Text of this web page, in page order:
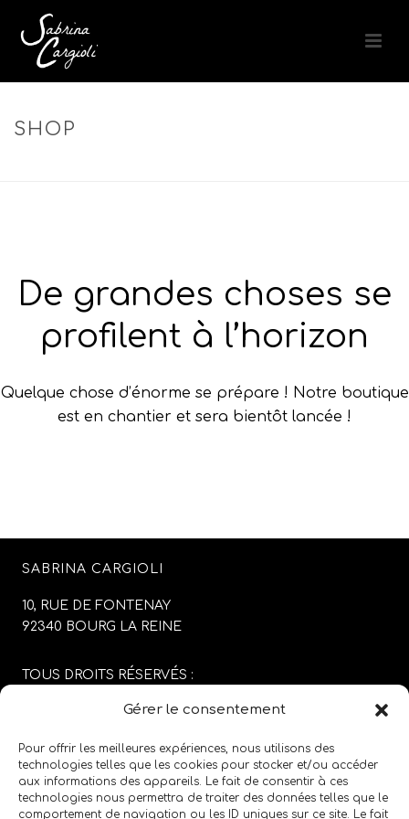
Gérer le consentement
Pour offrir les meilleures expériences, nous utilisons des
technologies telles que les cookies pour stocker et/ou accéder
aux informations des appareils. Le fait de consentir à ces
technologies nous permettra de traiter des données telles que le
comportement de navigation ou les ID uniques sur ce site. Le fait
SHOP
De grandes choses se
profilent à l’horizon
Quelque chose d’énorme se prépare ! Notre boutique
est en chantier et sera bientôt lancée !
SABRINA CARGIOLI
10, RUE DE FONTENAY
92340 BOURG LA REINE
TOUS DROITS RÉSERVÉS :
CONCEPTION DU SITE :
MENTIONS LÉGALES/CGV